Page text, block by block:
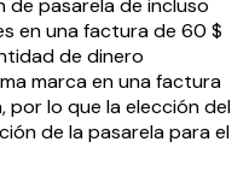
de pasarela de incluso
en una factura de 60 $
de dinero
marca en una factura
por lo que la elección del
de la pasarela para el